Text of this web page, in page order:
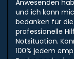
Anwesenden
und ich kann
bedanken für
professionelle
Notsituation.
100% jedem